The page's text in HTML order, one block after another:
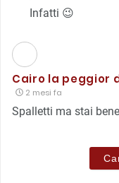
Infatti 😉
Cairo la peggior
2 mesi fa
Spalletti ma stai